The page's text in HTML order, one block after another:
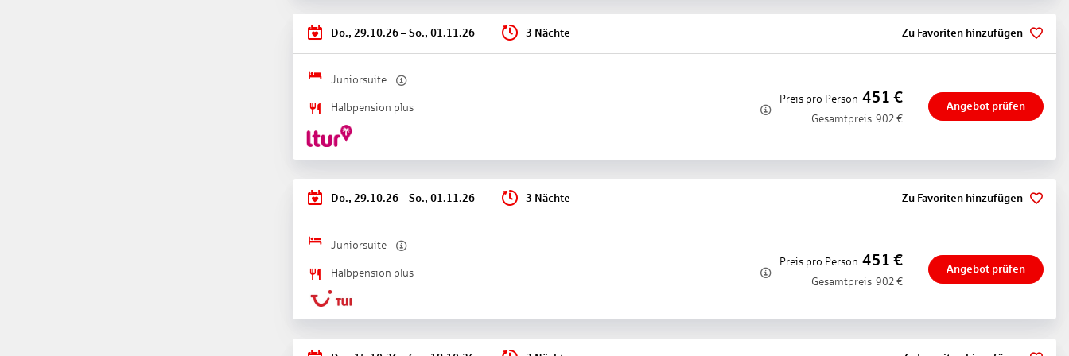
KINDER
So wohnen Sie:
Juniorsuite Rosengarten Residence (JSX1), Juniorsuite, ca. 40 - 45 m², Gesamtanzahl der Räume in diesem Zimmertyp: 1, Aufteilung wie folgt:
kombiniertes Wohn-/Schlafzimmer, Babybett: ohne Gebühr, Reservierung notwendig, Fußboden: Teppichboden, Safe: ohne Gebühr, Minibar: gegen
Gebühr, Internet: WLAN/WiFi: ohne Gebühr, Fernseher: Sat-TV, Radio, Reinigungsservice: täglich, ohne Gebühr, Dusche, WC, Bademantel: ohne Gebühr,
Schreibtisch, Telefon, Internet: WLAN/WiFi: ohne Gebühr, Fernseher: deutsches Programm, Sat-TV, Dusche, WC, Föhn, Balkon oder Terrasse
Latemar Superior (DZX3), Doppelzimmer, ca. 35 m², Gesamtanzahl der Räume in diesem Zimmertyp: 1, Aufteilung wie folgt: 1 Schlafzimmer,
Badewanne oder Dusche, WC, Bademantel: gegen Gebühr, Föhn, Balkon
Destination & Gemeinschaft
Die Unterkunft versorgt Gäste mit Informationen über lokale Ökosysteme, kulturelles Erbe und Kultur sowie Besucheretikette.
Die Unterkunft investiert 10% ihrer Einnahmen zurück in die lokale Gemeinde oder in lokale Nachhaltigkeitsprojekte.
Do., 29.10.26 – So., 01.11.26 3 Nächte Zu Favoriten hinzufügen
Juniorsuite
Halbpension plus
Preis pro Person 451 €
Gesamtpreis 902 €
Angebot prüfen
Do., 29.10.26 – So., 01.11.26 3 Nächte Zu Favoriten hinzufügen
Juniorsuite
Halbpension plus
Preis pro Person 451 €
Gesamtpreis 902 €
Angebot prüfen